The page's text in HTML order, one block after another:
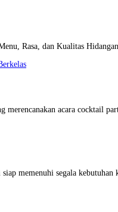
Rasa, dan Kualitas
merencanakan acara cocktail
memenuhi segala